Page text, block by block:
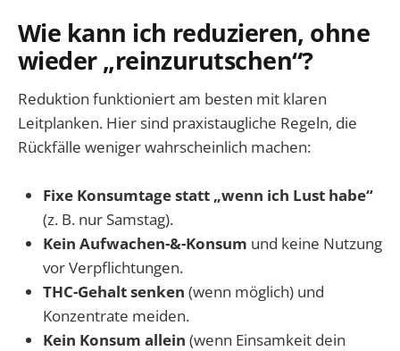
Wie kann ich reduzieren, ohne
wieder „reinzurutschen“?
Reduktion funktioniert am besten mit klaren
Leitplanken. Hier sind praxistaugliche Regeln, die
Rückfälle weniger wahrscheinlich machen:
Fixe Konsumtage statt „wenn ich Lust habe“
(z. B. nur Samstag).
Kein Aufwachen-&-Konsum und keine Nutzung
vor Verpflichtungen.
THC-Gehalt senken (wenn möglich) und
Konzentrate meiden.
Kein Konsum allein (wenn Einsamkeit dein